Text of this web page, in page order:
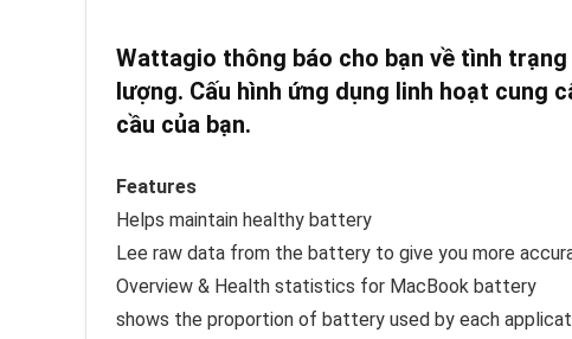
Wattagio thông báo cho bạn về tình
lượng. Cấu hình ứng dụng linh hoạt cung
cầu của bạn.
Features
Helps maintain healthy battery
Lee raw data from the battery to give you more
Overview & Health statistics for MacBook battery
shows the proportion of battery used by each